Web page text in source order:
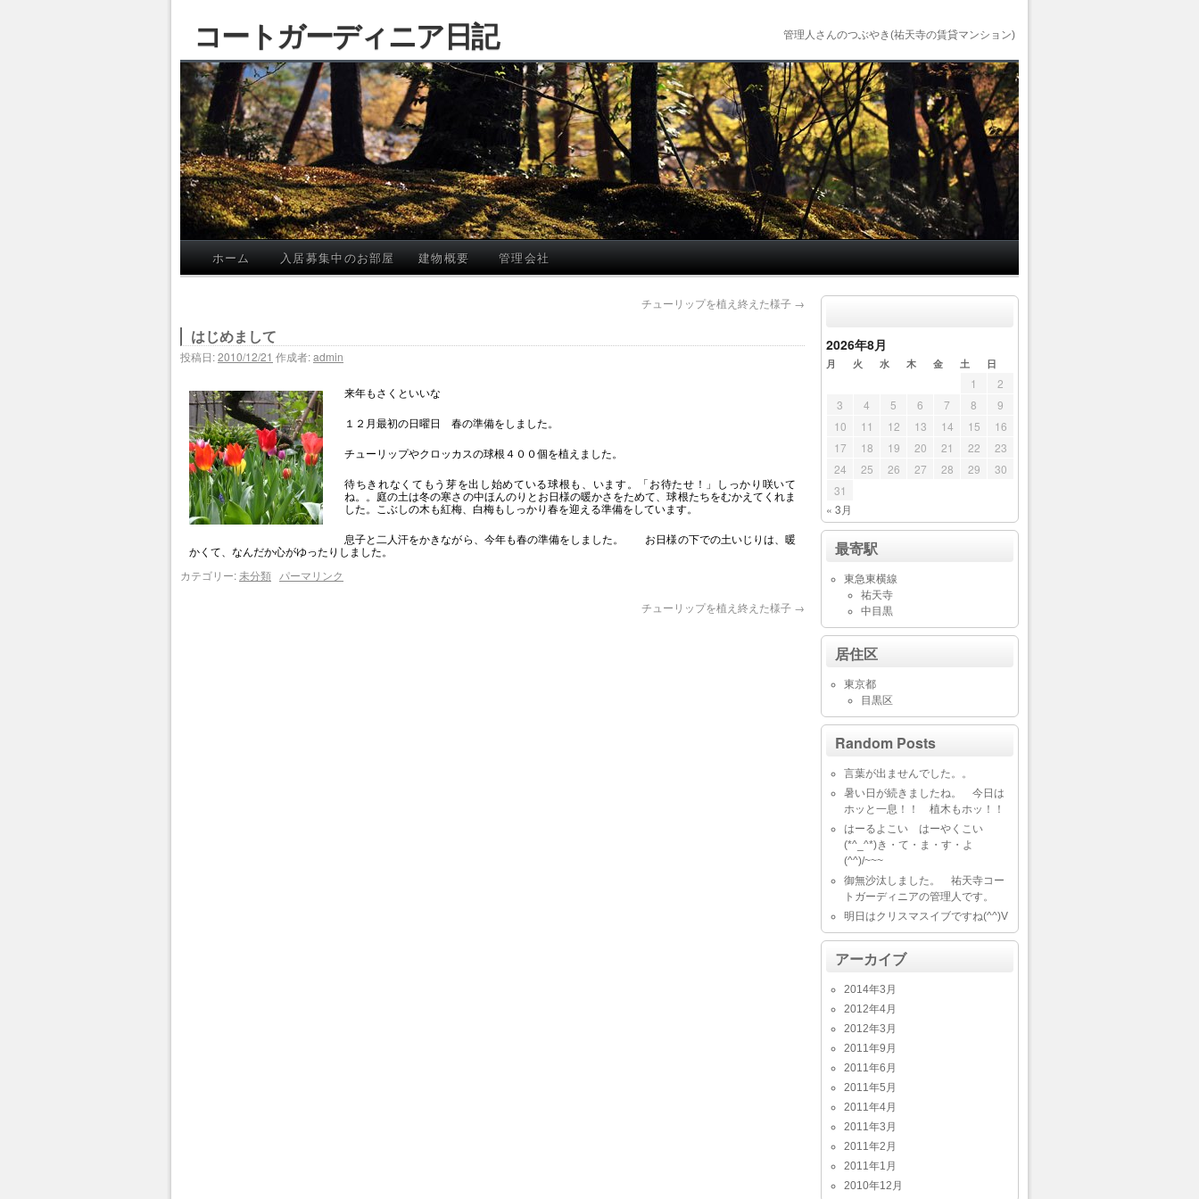
コートガーディニア日記 管理人さんのつぶやき(祐天寺の賃貸マンション)
ホーム 入居募集中のお部屋 建物概要 管理会社
チューリップを植え終えた様子 →
はじめまして
投稿日:2010/12/21 作成者:admin
来年もさくといいな
１２月最初の日曜日 春の準備をしました。
チューリップやクロッカスの球根４００個を植えました。
待ちきれなくてもう芽を出し始めている球根も、います。「お待たせ！」しっかり咲いて
ね。。庭の土は冬の寒さの中ほんのりとお日様の暖かさをためて、球根たちをむかえてくれま
した。こぶしの木も紅梅、白梅もしっかり春を迎える準備をしています。
息子と二人汗をかきながら、今年も春の準備をしました。 お日様の下での土いじりは、暖
かくて、なんだか心がゆったりしました。
カテゴリー:未分類 パーマリンク
チューリップを植え終えた様子 →
2026年8月
月 火 水 木 金 土 日
« 3月
1
2
3
4 5 6 7 8
9
10
11 12 13 14 15
16
17
18 19 20 21 22
23
24
25 26 27 28 29
30
31
最寄駅
東急東横線
祐天寺
中目黒
居住区
東京都
目黒区
Random Posts
言葉が出ませんでした。。
暑い日が続きましたね。 今日は
ホッと一息！！ 植木もホッ！！
はーるよこい はーやくこい
(*^_^*)き・て・ま・す・よ
(^^)/~~~
御無沙汰しました。 祐天寺コー
トガーディニアの管理人です。
明日はクリスマスイブですね(^^)V
アーカイブ
2014年3月
2012年4月
2012年3月
2011年9月
2011年6月
2011年5月
2011年4月
2011年3月
2011年2月
2011年1月
2010年12月